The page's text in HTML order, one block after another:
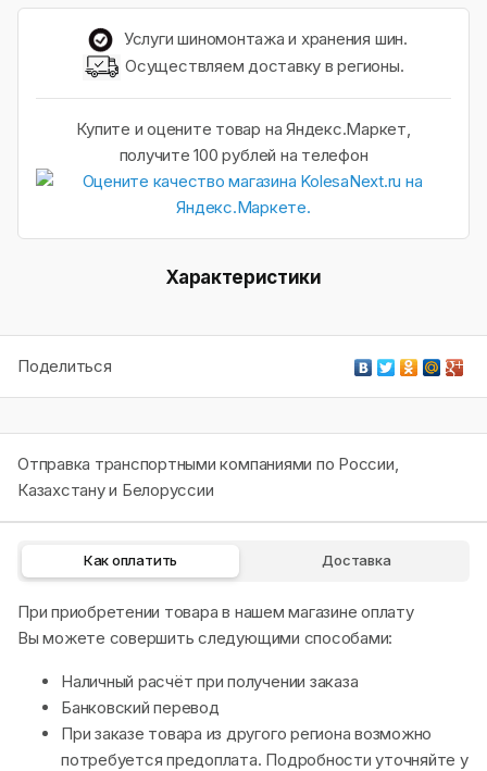
Услуги шиномонтажа и хранения шин.
Осуществляем доставку в регионы.
Купите и оцените товар на Яндекс.Маркет,
получите 100 рублей на телефон
Характеристики
Поделиться
Отправка транспортными компаниями по России,
Казахстану и Белоруссии
Как оплатить Доставка
При приобретении товара в нашем магазине оплату
Вы можете совершить следующими способами:
Наличный расчёт при получении заказа
Банковский перевод
При заказе товара из другого региона возможно
потребуется предоплата. Подробности уточняйте у